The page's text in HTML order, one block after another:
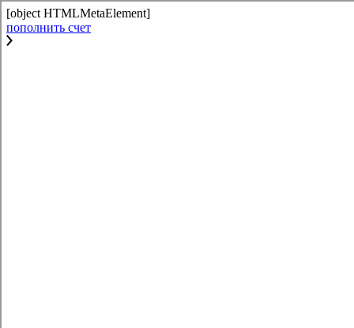
[object HTMLMetaElement]
пополнить счет